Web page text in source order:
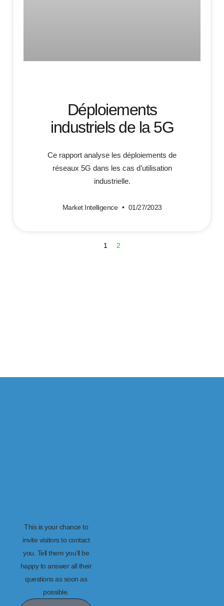
Déploiements
industriels de la 5G
Ce rapport analyse les déploiements de
réseaux 5G dans les cas d’utilisation
industrielle.
Market Intelligence 01/27/2023
1 2
This is your chance to
invite visitors to contact
you. Tell them you’ll be
happy to answer all their
questions as soon as
possible.